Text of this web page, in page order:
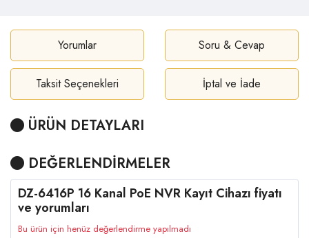
Yorumlar Soru & Cevap
Taksit Seçenekleri İptal ve İade
ÜRÜN DETAYLARI
DEĞERLENDİRMELER
DZ-6416P 16 Kanal PoE NVR Kayıt Cihazı fiyatı
ve yorumları
Bu ürün için henüz değerlendirme yapılmadı